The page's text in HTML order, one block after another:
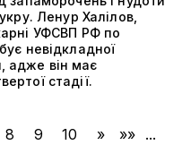
Ленур Халілов,
УФСВП РФ по
невідкладної
адже він має
стадії.
8 9 10 » »» ...